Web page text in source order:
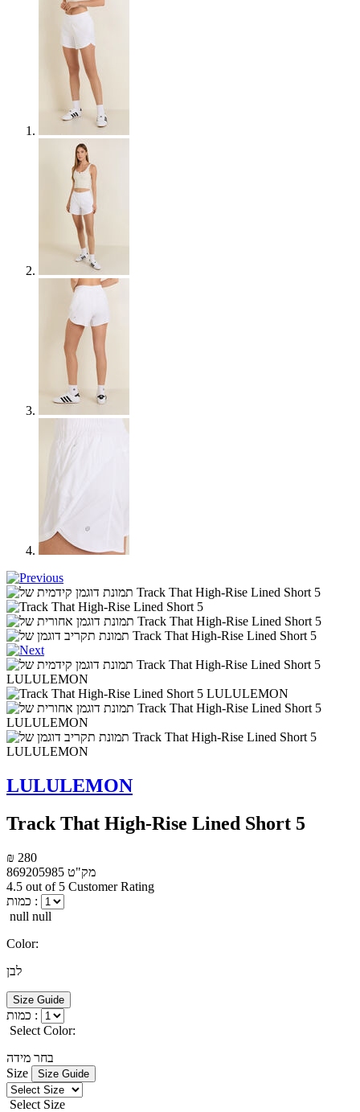
LULULEMON
Track That High-Rise Lined Short 5
₪ 280
מק"ט 869205985
4.5 out of 5 Customer Rating
כמות :
null null
Color:
לבן
Size Guide
כמות :
Select Color:
בחר מידה
Size
Size Guide
Select Size